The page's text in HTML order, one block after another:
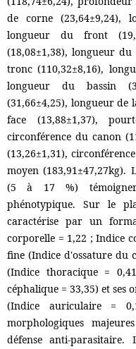
de corne (23,64±9,24),
longueur du front
(18,08±1,38), longueur
tronc (110,32±8,16),
longueur du bassin
(31,66±4,25), longueur de
face (13,88±1,37),
circonférence du canon
(13,26±1,31),
moyen (183,91±47,27kg).
(5 à 17 %)
phénotypique. Sur le
caractérise par un
corporelle = 1,22 ; Indice
fine (Indice d'ossature du
(Indice thoracique =
céphalique = 33,35) et ses
(Indice auriculaire =
morphologiques
défense anti-